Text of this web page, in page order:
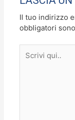
k
Il tuo indirizzo
obbligatori
qui..